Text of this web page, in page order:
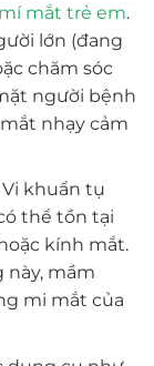
mắt trẻ em.
lớn (đang
chăm sóc
người bệnh
nhạy cảm
khuẩn tụ
thể tồn tại
kính mắt.
mầm
mi mắt của